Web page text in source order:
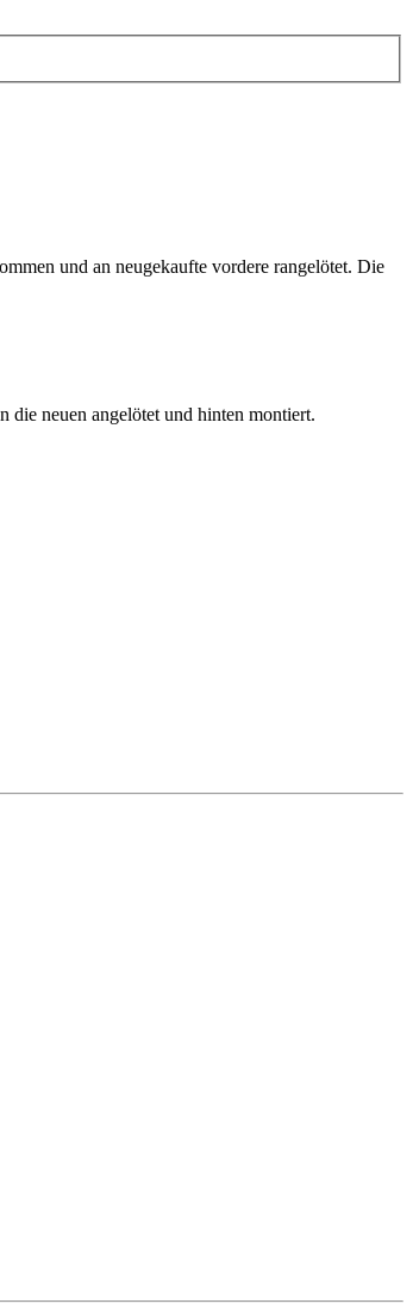
und an neugekaufte vordere rangelötet. Die
die neuen angelötet und hinten montiert.